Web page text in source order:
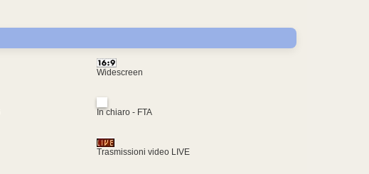
Widescreen
In chiaro - FTA
Trasmissioni video LIVE